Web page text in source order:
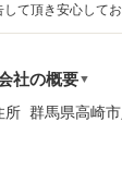
して頂き安心して
社の概要▼
所 群馬県高崎